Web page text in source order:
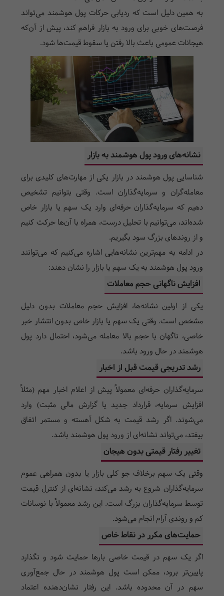
به همین دلیل است که ردیابی حرکات پول هوشمند می‌تواند
فرصت‌های خوبی برای ورود به بازار فراهم کند، پیش از آن‌که
هیجانات عمومی باعث بالا رفتن یا سقوط قیمت‌ها شود.
نشانه‌های ورود پول هوشمند به بازار
شناسایی پول هوشمند در بازار یکی از مهارت‌های کلیدی برای
معامله‌گران و سرمایه‌گذاران است. وقتی بتوانیم تشخیص
دهیم که سرمایه‌گذاران حرفه‌ای وارد یک سهم یا بازار خاص
شده‌اند، می‌توانیم با تحلیل درست، همراه با آن‌ها حرکت کنیم
و از روندهای بزرگ سود بگیریم.
در ادامه به مهم‌ترین نشانه‌هایی اشاره می‌کنیم که می‌توانند
ورود پول هوشمند به یک سهم یا بازار را نشان دهند:
افزایش ناگهانی حجم معاملات
یکی از اولین نشانه‌ها، افزایش حجم معاملات بدون دلیل
مشخص است. وقتی یک سهم یا بازار خاص بدون انتشار خبر
خاصی، ناگهان با حجم بالا معامله می‌شود، احتمال دارد پول
هوشمند در حال ورود باشد.
رشد تدریجی قیمت قبل از اخبار
سرمایه‌گذاران حرفه‌ای معمولاً پیش از اعلام اخبار مهم (مثلاً
افزایش سرمایه، قرارداد جدید یا گزارش مالی مثبت) وارد
می‌شوند. اگر رشد قیمت به شکل آهسته و مستمر اتفاق
بیفتد، می‌تواند نشانه‌ای از ورود پول هوشمند باشد.
تغییر رفتار قیمتی بدون هیجان
وقتی یک سهم برخلاف جو کلی بازار یا بدون همراهی عموم
سرمایه‌گذاران شروع به رشد می‌کند، نشانه‌ای از کنترل قیمت
توسط سرمایه‌گذاران بزرگ است. این رشد معمولاً با نوسانات
کم و روندی آرام انجام می‌شود.
حمایت‌های مکرر در نقاط خاص
اگر یک سهم در قیمت خاصی بارها حمایت شود و نگذارد
پایین‌تر برود، ممکن است پول هوشمند در حال جمع‌آوری
سهم در آن محدوده باشد. این رفتار نشان‌دهنده اعتماد